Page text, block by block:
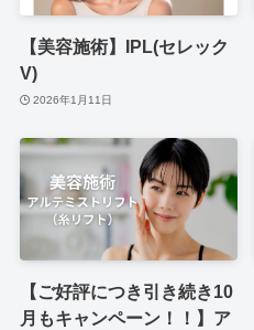
【美容施術】IPL(セレック
V)
2026年1月11日
【ご好評につき引き続き10
月もキャンペーン！！】ア